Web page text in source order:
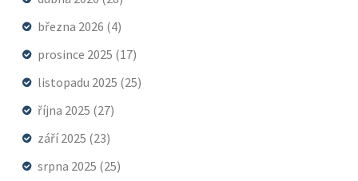
března 2026 (4)
prosince 2025 (17)
listopadu 2025 (25)
října 2025 (27)
září 2025 (23)
srpna 2025 (25)